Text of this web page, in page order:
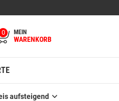
0 MEIN
WARENKORB
aufsteigend